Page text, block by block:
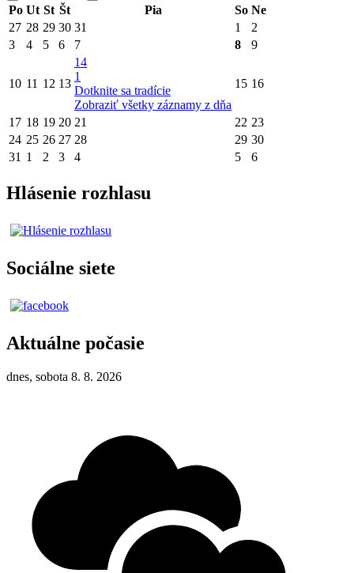
Po Ut St Št Pia So Ne
27 28 29 30 31 1
2
3
4 5 6 7 8 9
10 11 12 13
14
1
Dotknite sa tradície
Zobraziť všetky záznamy z dňa
15 16
17 18 19 20 21 22 23
24 25 26 27 28 29 30
31 1 2 3 4 5 6
Hlásenie rozhlasu
Sociálne siete
Aktuálne počasie
dnes, sobota 8. 8. 2026